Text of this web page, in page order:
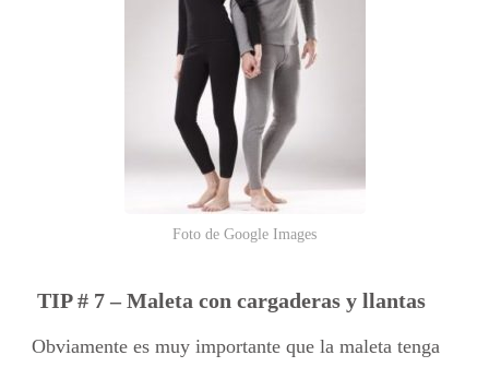
Foto de Google Images
TIP # 7 – Maleta con cargaderas y llantas
Obviamente es muy importante que la maleta tenga